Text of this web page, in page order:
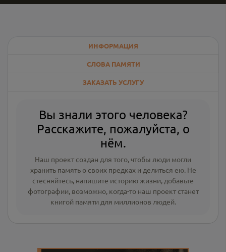
ИНФОРМАЦИЯ
СЛОВА ПАМЯТИ
ЗАКАЗАТЬ УСЛУГУ
Вы знали этого человека?
Расскажите, пожалуйста, о
нём.
Наш проект создан для того, чтобы люди могли
хранить память о своих предках и делиться ею. Не
стесняйтесь, напишите историю жизни, добавьте
фотографии, возможно, когда-то наш проект станет
книгой памяти для миллионов людей.